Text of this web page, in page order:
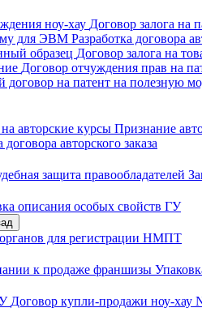
ноу-хау Договор залога на
для ЭВМ Разработка договора
образец Договор залога на
Договор отчуждения прав на
на патент на полезную
авторские курсы Признание
договора авторского заказа
защита правообладателей
описания особых свойств ГУ
для регистрации НМПТ
к продаже франшизы
Договор купли-продажи ноу-хау